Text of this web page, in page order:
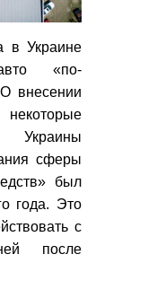
в Украине
авто «по-
внесении
Украины
сферы
был
года. Это
с
после